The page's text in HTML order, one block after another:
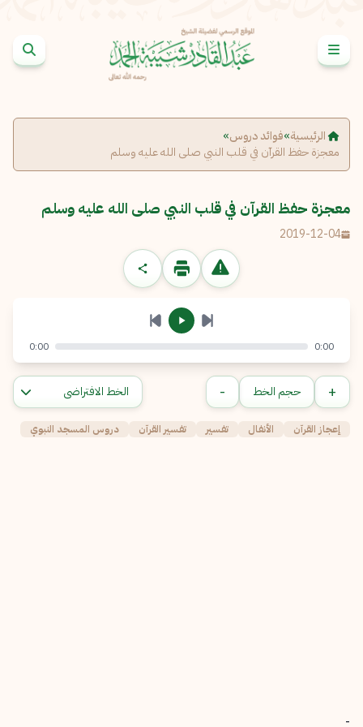
الرئيسية»فوائد دروس»
معجزة حفظ القرآن في قلب النبي صلى الله عليه وسلم
معجزة حفظ القرآن في قلب النبي صلى الله عليه وسلم
2019-12-04
الإبلاغ عن مشكلة
البريد الإلكتروني*
الرسالة
إرسال إلغاء
نسخ
0:00
0:00
+ حجم الخط -
إعجاز القرآن الأنفال تفسير تفسير القرآن دروس المسجد النبوي
-